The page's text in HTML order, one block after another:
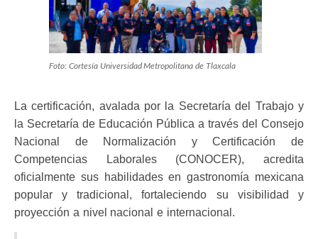
Foto: Cortesía Universidad Metropolitana de Tlaxcala
La certificación, avalada por la Secretaría del Trabajo y
la Secretaría de Educación Pública a través del Consejo
Nacional de Normalización y Certificación de
Competencias Laborales (CONOCER), acredita
oficialmente sus habilidades en gastronomía mexicana
popular y tradicional, fortaleciendo su visibilidad y
proyección a nivel nacional e internacional.